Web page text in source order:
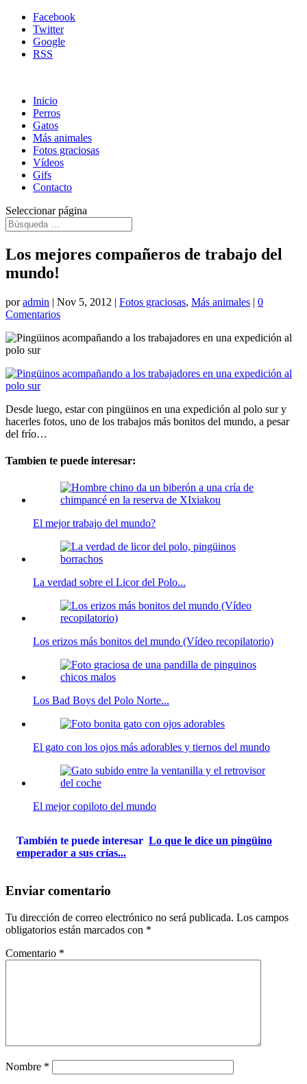
Facebook
Twitter
Google
RSS
Inicio
Perros
Gatos
Más animales
Fotos graciosas
Vídeos
Gifs
Contacto
Seleccionar página
Los mejores compañeros de trabajo del
mundo!
poradmin | Nov 5, 2012 | Fotos graciosas, Más animales | 0
Comentarios
Desde luego, estar con pingüinos en una expedición al polo sur y
hacerles fotos, uno de los trabajos más bonitos del mundo, a pesar
del frío…
Tambien te puede interesar:
El mejor trabajo del mundo?
La verdad sobre el Licor del Polo...
Los erizos más bonitos del mundo (Vídeo recopilatorio)
Los Bad Boys del Polo Norte...
El gato con los ojos más adorables y tiernos del mundo
El mejor copiloto del mundo
También te puede interesar Lo que le dice un pingüino
emperador a sus crías...
Enviar comentario
Tu dirección de correo electrónico no será publicada. Los campos
obligatorios están marcados con *
Comentario *
Nombre *